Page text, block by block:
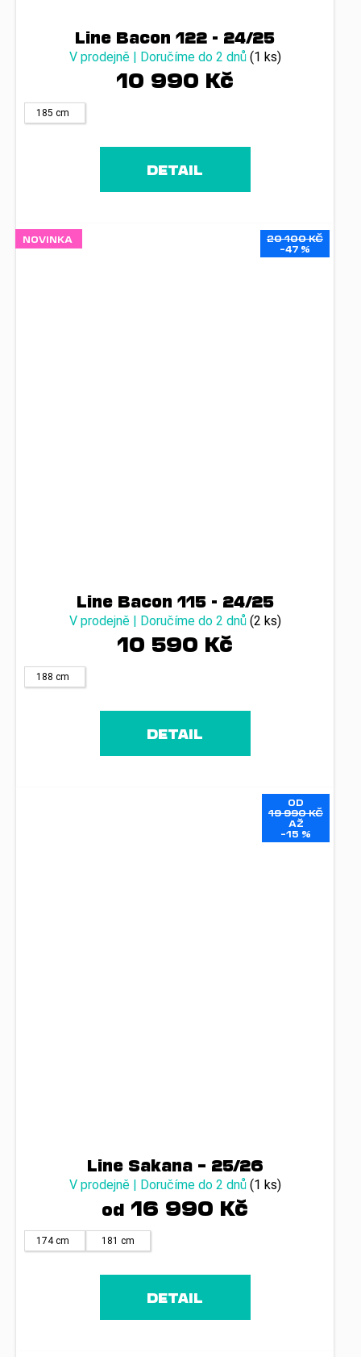
Line Bacon 122 - 24/25
V prodejně | Doručíme do 2 dnů (1 ks)
10 990 Kč
185 cm
DETAIL
NOVINKA
20 100 KČ
–47 %
Line Bacon 115 - 24/25
V prodejně | Doručíme do 2 dnů (2 ks)
10 590 Kč
188 cm
DETAIL
OD
19 990 KČ
AŽ
–15 %
Line Sakana – 25/26
V prodejně | Doručíme do 2 dnů (1 ks)
od 16 990 Kč
174 cm 181 cm
DETAIL